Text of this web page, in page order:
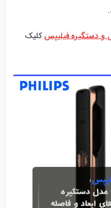
و دستگیره فیلیپس کلیک